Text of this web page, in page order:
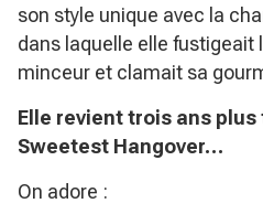
son style unique avec la
dans laquelle elle fustigeait
minceur et clamait sa
Elle revient trois ans plus
Sweetest Hangover…
On adore :